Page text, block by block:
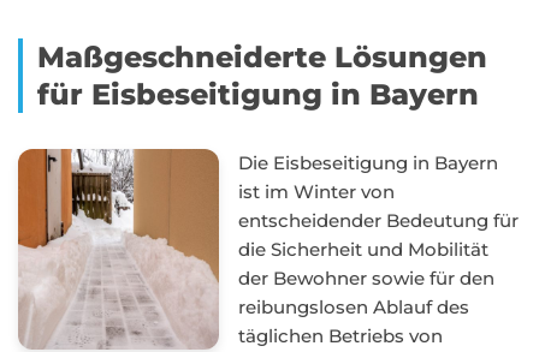
Maßgeschneiderte Lösungen
für Eisbeseitigung in Bayern
Die Eisbeseitigung in Bayern
ist im Winter von
entscheidender Bedeutung für
die Sicherheit und Mobilität
der Bewohner sowie für den
reibungslosen Ablauf des
täglichen Betriebs von